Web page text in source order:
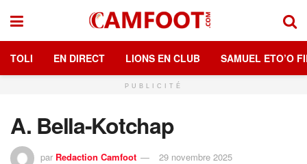
TOLI EN DIRECT LIONS EN CLUB SAMUEL ETO’O
PUBLICITÉ
A. Bella-Kotchap
par Redaction Camfoot 29 novembre 2025